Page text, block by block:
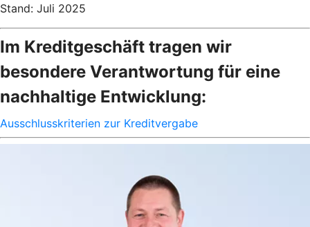
Stand: Juli 2025
Im Kreditgeschäft tragen wir
besondere Verantwortung für eine
nachhaltige Entwicklung:
Ausschlusskriterien zur Kreditvergabe